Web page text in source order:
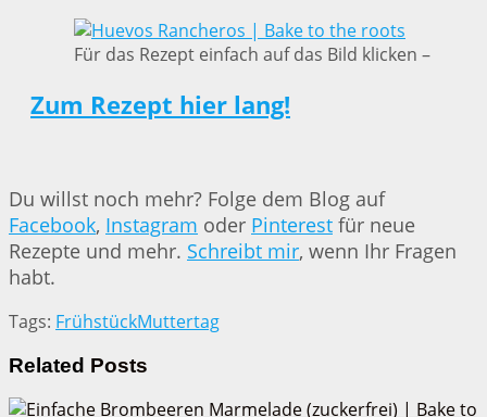
Für das Rezept einfach auf das Bild klicken –
Zum Rezept hier lang!
Du willst noch mehr? Folge dem Blog auf
Facebook, Instagram oder Pinterest für neue
Rezepte und mehr. Schreibt mir, wenn Ihr Fragen
habt.
Tags: FrühstückMuttertag
Related Posts